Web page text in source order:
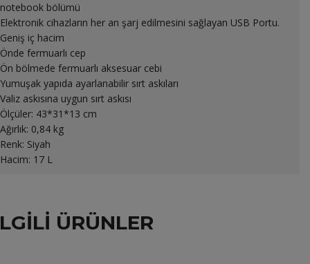
notebook bölümü
Elektronik cihazların her an şarj edilmesini sağlayan USB Portu.
Geniş iç hacim
Önde fermuarlı cep
Ön bölmede fermuarlı aksesuar cebi
Yumuşak yapıda ayarlanabilir sırt askıları
Valiz askısına uygun sırt askısı
Ölçüler: 43*31*13 cm
Ağırlık: 0,84 kg
Renk: Siyah
Hacim: 17 L
ÜRÜNLER